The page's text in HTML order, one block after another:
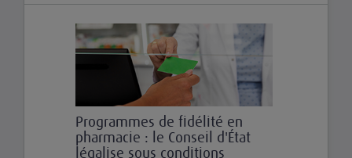
Programmes de fidélité en
pharmacie : le Conseil d'État
légalise sous conditions